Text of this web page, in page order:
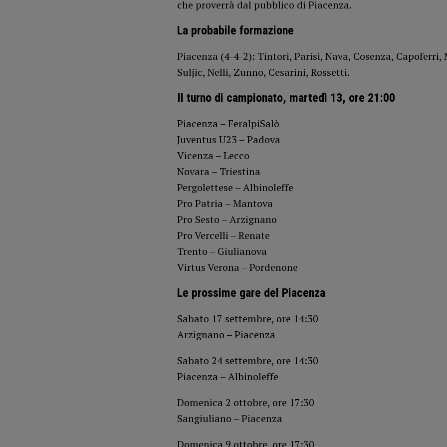
che proverrà dal pubblico di Piacenza.
La probabile formazione
Piacenza (4-4-2): Tintori, Parisi, Nava, Cosenza, Capoferri,
Suljic, Nelli, Zunno, Cesarini, Rossetti.
Il turno di campionato, martedì 13, ore 21:00
Piacenza – FeralpiSalò
Juventus U23 – Padova
Vicenza – Lecco
Novara – Triestina
Pergolettese – Albinoleffe
Pro Patria – Mantova
Pro Sesto – Arzignano
Pro Vercelli – Renate
Trento – Giulianova
Virtus Verona – Pordenone
Le prossime gare del Piacenza
Sabato 17 settembre, ore 14:30
Arzignano – Piacenza
Sabato 24 settembre, ore 14:30
Piacenza – Albinoleffe
Domenica 2 ottobre, ore 17:30
Sangiuliano – Piacenza